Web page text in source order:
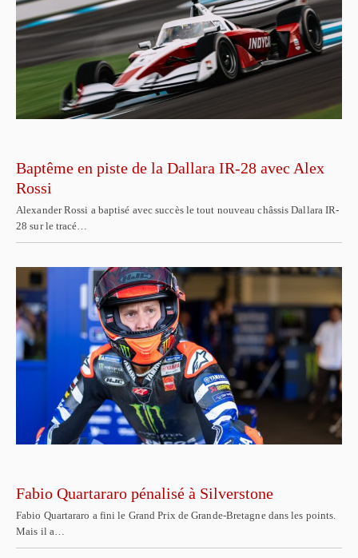
Baptême en piste de la Dallara IR-28 avec Alex
Rossi
Alexander Rossi a baptisé avec succès le tout nouveau châssis Dallara IR-
28 sur le tracé…
Fabio Quartararo pénalisé à Silverstone
Fabio Quartararo a fini le Grand Prix de Grande-Bretagne dans les points.
Mais il a…